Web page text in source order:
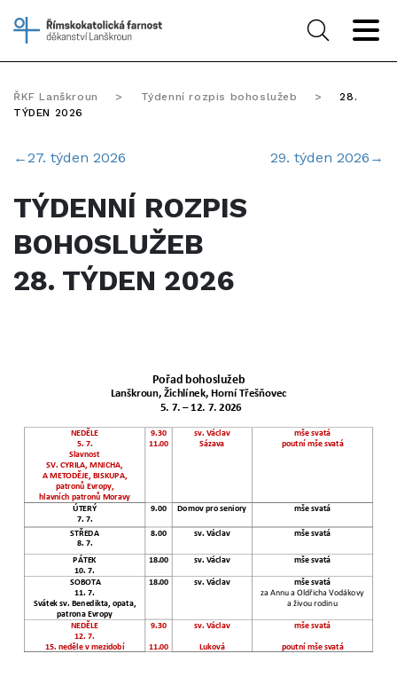
ŘKF Lanškroun > Týdenní rozpis bohoslužeb >
28.
TÝDEN 2026
29. týden 2026 →
←27. týden 2026
TÝDENNÍ ROZPIS
BOHOSLUŽEB
28. TÝDEN 2026